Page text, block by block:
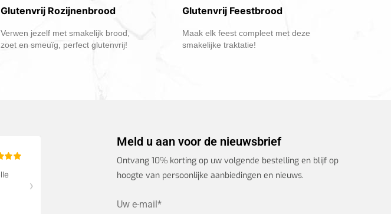
Glutenvrij Rozijnenbrood
Verwen jezelf met smakelijk brood,
zoet en smeuïg, perfect glutenvrij!
Glutenvrij Feestbrood
Maak elk feest compleet met deze
smakelijke traktatie!
Meld u aan voor de nieuwsbrief
Ontvang 10% korting op uw volgende bestelling en blijf op
hoogte van persoonlijke aanbiedingen en nieuws.
Uw e-mail*